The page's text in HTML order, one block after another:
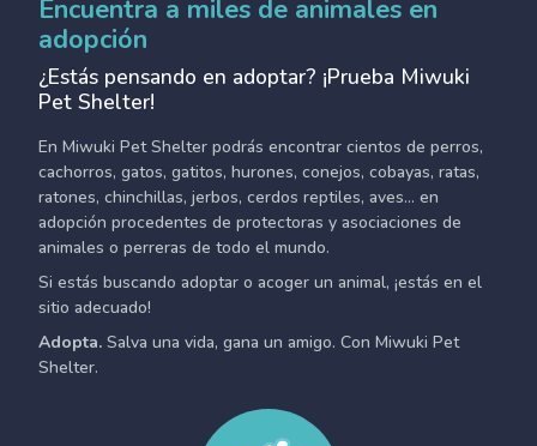
Encuentra a miles de animales en
adopción
¿Estás pensando en adoptar? ¡Prueba Miwuki
Pet Shelter!
En Miwuki Pet Shelter podrás encontrar cientos de perros,
cachorros, gatos, gatitos, hurones, conejos, cobayas, ratas,
ratones, chinchillas, jerbos, cerdos reptiles, aves... en
adopción procedentes de protectoras y asociaciones de
animales o perreras de todo el mundo.
Si estás buscando adoptar o acoger un animal, ¡estás en el
sitio adecuado!
Adopta. Salva una vida, gana un amigo. Con Miwuki Pet
Shelter.